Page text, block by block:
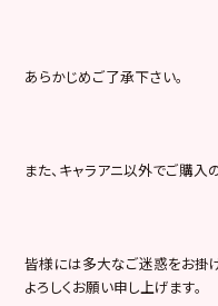
あらかじめご了承下さい。
また、キャラアニ以外でご購入
皆様には多大なご迷惑をお掛
よろしくお願い申し上げます。